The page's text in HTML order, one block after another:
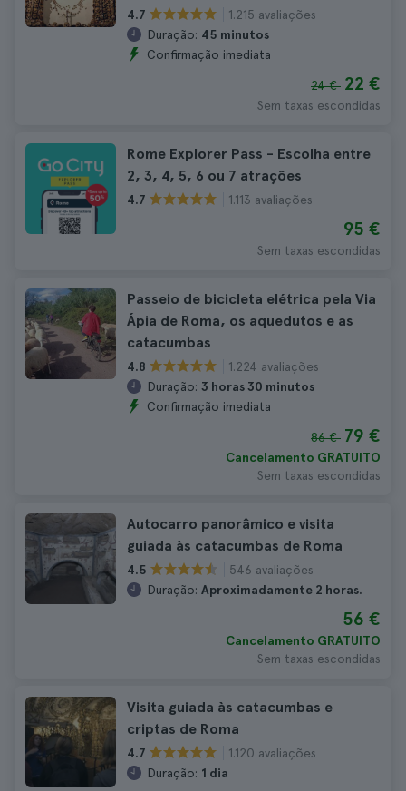
4.7
1.215 avaliações
Duração: 45 minutos
Confirmação imediata
24 € 22 €
Sem taxas escondidas
Rome Explorer Pass - Escolha entre
2, 3, 4, 5, 6 ou 7 atrações
4.7 1.113 avaliações
95 €
Sem taxas escondidas
Passeio de bicicleta elétrica pela Via
Ápia de Roma, os aquedutos e as
catacumbas
4.8
1.224 avaliações
Duração: 3 horas 30 minutos
Confirmação imediata
86 € 79 €
Cancelamento GRATUITO
Sem taxas escondidas
Autocarro panorâmico e visita
guiada às catacumbas de Roma
4.5
546 avaliações
Duração: Aproximadamente 2 horas.
56 €
Cancelamento GRATUITO
Sem taxas escondidas
Visita guiada às catacumbas e
criptas de Roma
4.7
1.120 avaliações
Duração: 1 dia